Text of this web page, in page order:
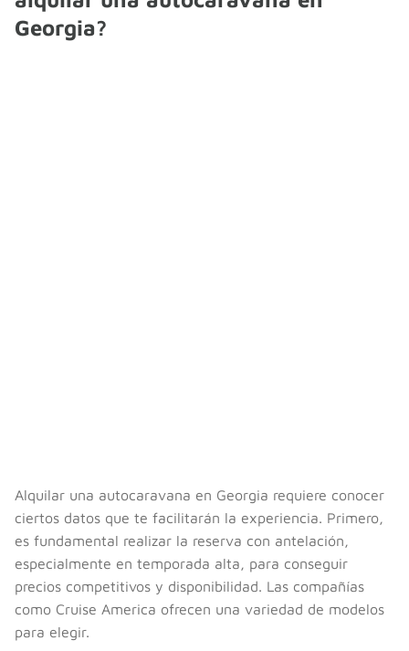
Georgia?
Alquilar una autocaravana en Georgia requiere conocer
ciertos datos que te facilitarán la experiencia. Primero,
es fundamental realizar la reserva con antelación,
especialmente en temporada alta, para conseguir
precios competitivos y disponibilidad. Las compañías
como Cruise America ofrecen una variedad de modelos
para elegir.